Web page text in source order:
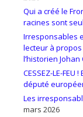
Qui a créé le
racines sont
Irresponsables
lecteur à
l’historien
CESSEZ-LE-FEU
député
Les
mars 2026